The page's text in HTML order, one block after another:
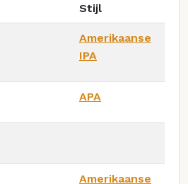
Stijl
Amerikaanse
IPA
APA
Amerikaanse